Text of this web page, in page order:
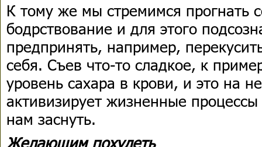
К тому же мы стремимся прогнать
бодрствование и для этого
предпринять, например,
себя. Съев что-то сладкое, к
уровень сахара в крови, и это на
активизирует жизненные
нам заснуть.
Желающим похудеть